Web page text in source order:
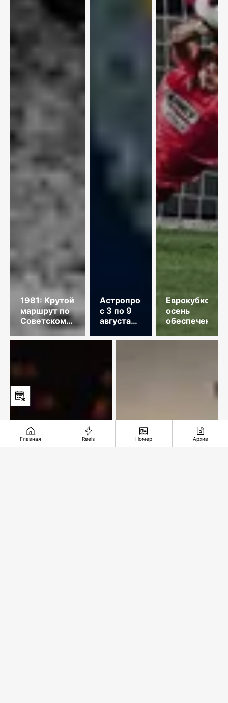
1981: Крутой
маршрут по
Советскому
Союзу
Астропрогноз
с 3 по 9
августа
года
Еврокубковая
осень
обеспечена
Главная Reels Номер Архив